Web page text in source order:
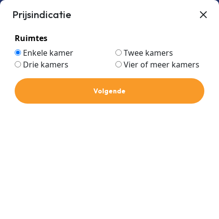
Home 1/4-5/8
Prijsindicatie
Ruimtes
Enkele kamer
Twee kamers
Drie kamers
Vier of meer kamers
Volgende